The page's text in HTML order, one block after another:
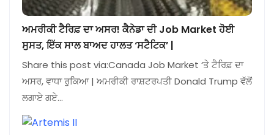
ਅਮਰੀਕੀ ਟੈਰਿਫ਼ ਦਾ ਅਸਰ! ਕੈਨੇਡਾ ਦੀ Job Market ਹੋਈ
ਸੁਸਤ, ਇੱਕ ਸਾਲ ਬਾਅਦ ਹਾਲਤ ‘ਸਟੈਟਿਕ’ |
Share this post via:Canada Job Market ‘ਤੇ ਟੈਰਿਫ਼ ਦਾ
ਅਸਰ, ਵਾਧਾ ਰੁਕਿਆ | ਅਮਰੀਕੀ ਰਾਸ਼ਟਰਪਤੀ Donald Trump ਵੱਲੋਂ
ਲਗਾਏ ਗਏ…